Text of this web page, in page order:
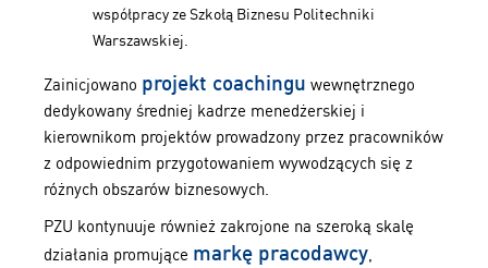
współpracy ze Szkołą Biznesu Politechniki
Warszawskiej.
Zainicjowano projekt coachingu wewnętrznego
dedykowany średniej kadrze menedżerskiej i
kierownikom projektów prowadzony przez pracowników
z odpowiednim przygotowaniem wywodzących się z
różnych obszarów biznesowych.
PZU kontynuuje również zakrojone na szeroką skalę
działania promujące markę pracodawcy,